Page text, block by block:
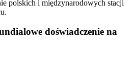
polskich i międzynarodowych stacji
doświadczenie na